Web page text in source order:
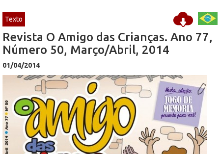
Texto
Revista O Amigo das Crianças. Ano 77,
Número 50, Março/Abril, 2014
01/04/2014